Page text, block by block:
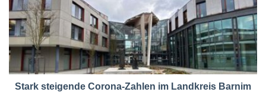
Stark steigende Corona-Zahlen im Landkreis Barnim